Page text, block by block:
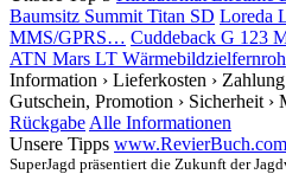
Baumsitz Summit Titan SD Loreda
MMS/GPRS… Cuddeback G 123
ATN Mars LT
Information › Lieferkosten › Zahlung
Gutschein, Promotion › Sicherheit ›
Rückgabe Alle Informationen
Unsere Tipps www.RevierBuch.com
SuperJagd präsentiert die Zukunft der